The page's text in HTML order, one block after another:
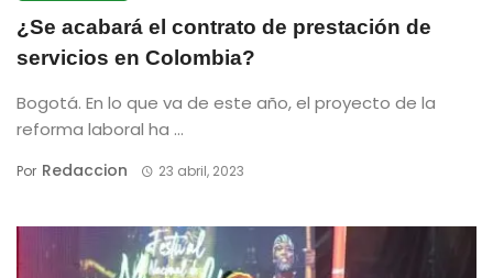
¿Se acabará el contrato de prestación de
servicios en Colombia?
Bogotá. En lo que va de este año, el proyecto de la
reforma laboral ha ...
Por Redaccion 23 abril, 2023